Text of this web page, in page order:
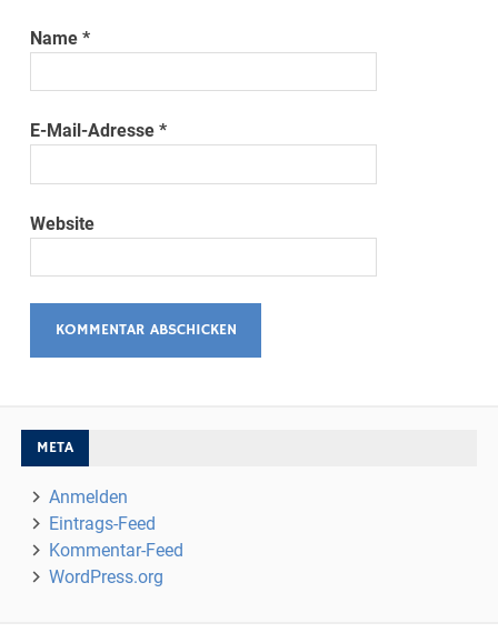
Name*
E-Mail-Adresse*
Website
META
Anmelden
Eintrags-Feed
Kommentar-Feed
WordPress.org